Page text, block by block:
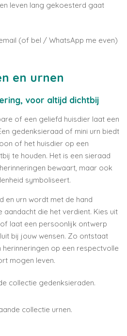
leven lang gekoesterd gaat
(of bel / WhatsApp me even)
en urnen
voor altijd dichtbij
of een geliefd huisdier laat een
gedenksieraad of mini urn biedt
of het huisdier op een
te houden. Het is een sieraad
bewaart, maar ook
symboliseert.
en urn wordt met de hand
die het verdient. Kies uit
laat een persoonlijk ontwerp
bij jouw wensen. Zo ontstaat
herinneringen op een respectvolle
mogen leven.
collectie gedenksieraden.
collectie urnen.